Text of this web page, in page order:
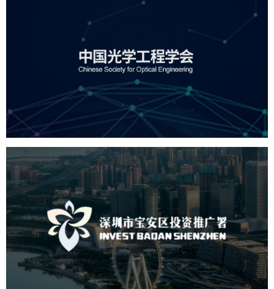
中国光学工程学会
机构组织 国企 品牌官网 网站建设 网站设计
深圳市宝安区投资推广署
机构组织 国企 品牌官网 网站建设 网站设计